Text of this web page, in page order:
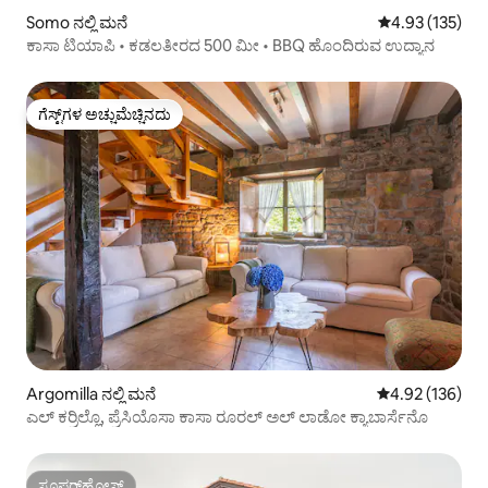
Somo ನಲ್ಲಿ ಮನೆ 5 ರಲ್ಲಿ 4.93
4.93 (135)
ಕಾಸಾ ಟಿಯಾಪಿ • ಕಡಲತೀರದ 500 ಮೀ • BBQ ಹೊಂದಿರುವ ಉದ್ಯಾನ
ಗೆಸ್ಟ್‌ಗಳ ಅಚ್ಚುಮೆಚ್ಚಿನದು
ಗೆಸ್ಟ್‌ಗಳ ಅಚ್ಚುಮೆಚ್ಚಿನದು
Argomilla ನಲ್ಲಿ ಮನೆ 5 ರಲ್ಲಿ 4.92
4.92 (136)
ಎಲ್ ಕರ್ರಿಲ್ಲೊ, ಪ್ರೆಸಿಯೊಸಾ ಕಾಸಾ ರೂರಲ್ ಅಲ್ ಲಾಡೋ ಕ್ಯಾಬಾರ್ಸೆನೊ